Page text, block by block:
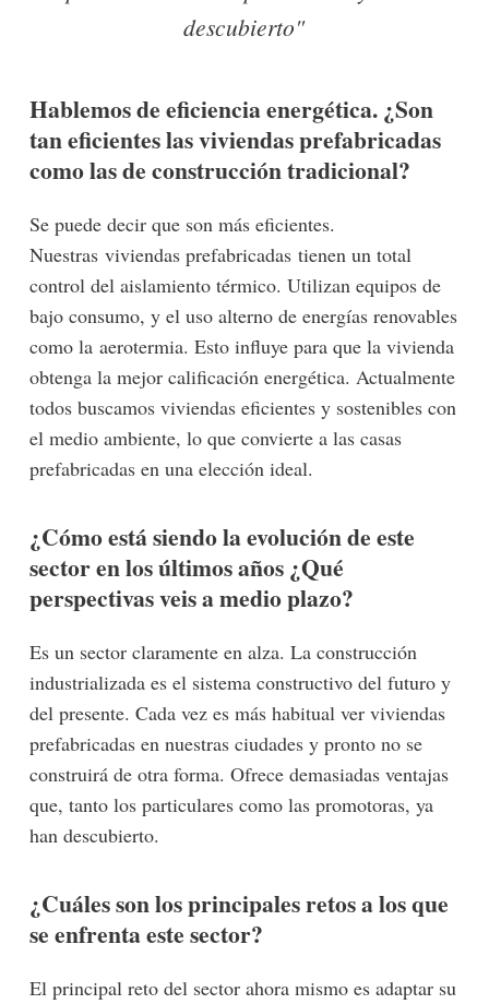
descubierto"
Hablemos de eficiencia energética. ¿Son
tan eficientes las viviendas prefabricadas
como las de construcción tradicional?
Se puede decir que son más eficientes.
Nuestras viviendas prefabricadas tienen un total
control del aislamiento térmico. Utilizan equipos de
bajo consumo, y el uso alterno de energías renovables
como la aerotermia. Esto influye para que la vivienda
obtenga la mejor calificación energética. Actualmente
todos buscamos viviendas eficientes y sostenibles con
el medio ambiente, lo que convierte a las casas
prefabricadas en una elección ideal.
¿Cómo está siendo la evolución de este
sector en los últimos años ¿Qué
perspectivas veis a medio plazo?
Es un sector claramente en alza. La construcción
industrializada es el sistema constructivo del futuro y
del presente. Cada vez es más habitual ver viviendas
prefabricadas en nuestras ciudades y pronto no se
construirá de otra forma. Ofrece demasiadas ventajas
que, tanto los particulares como las promotoras, ya
han descubierto.
¿Cuáles son los principales retos a los que
se enfrenta este sector?
El principal reto del sector ahora mismo es adaptar su